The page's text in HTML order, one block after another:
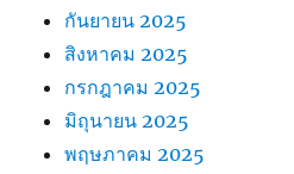
กันยายน 2025
สิงหาคม 2025
กรกฎาคม 2025
มิถุนายน 2025
พฤษภาคม 2025